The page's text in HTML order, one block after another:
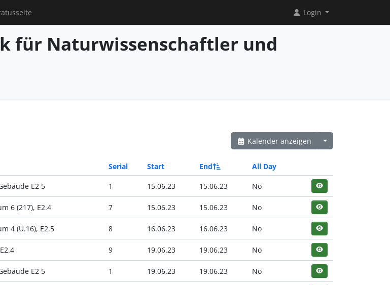
Login
für Naturwissenschaftler und
Kalender anzeigen
Serial Start End All Day
E2 5 1 15.06.23 15.06.23 No
6 (217), E2.4 7 15.06.23 15.06.23 No
4 (U.16), E2.5 8 16.06.23 16.06.23 No
9 19.06.23 19.06.23 No
E2 5 1 19.06.23 19.06.23 No